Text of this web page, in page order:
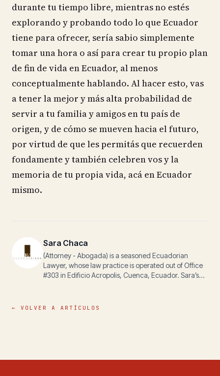
durante tu tiempo libre, mientras no estés
explorando y probando todo lo que Ecuador
tiene para ofrecer, sería sabio simplemente
tomar una hora o así para crear tu propio plan
de fin de vida en Ecuador, al menos
conceptualmente hablando. Al hacer esto, vas
a tener la mejor y más alta probabilidad de
servir a tu familia y amigos en tu país de
origen, y de cómo se mueven hacia el futuro,
por virtud de que les permitás que recuerden
fondamente y también celebren vos y la
memoria de tu propia vida, acá en Ecuador
mismo.
Sara Chaca
(Attorney - Abogada) is a seasoned Ecuadorian
Lawyer, whose law practice is operated out of Office
#303 in Edificio Acropolis, Cuenca, Ecuador. Sara’s
099.296.2065 – Sara has a less than 24 hour first
← VOLVER A ARTÍCULOS